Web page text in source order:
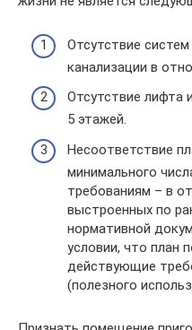
Отсутствие
канализации в
Отсутствие лифта
5 этажей.
Несоответствие
минимального
требованиям – в
выстроенных по
нормативной
условии, что план
действующие
(полезного